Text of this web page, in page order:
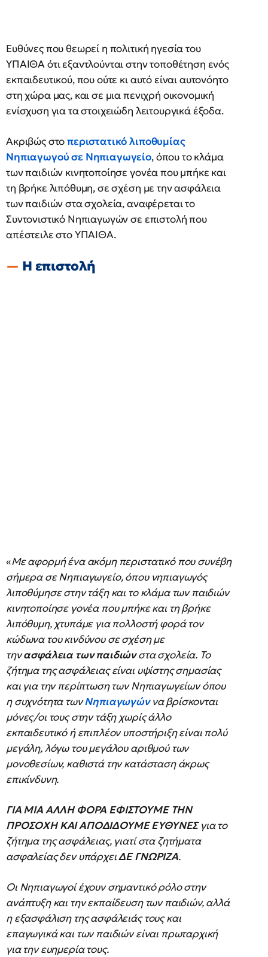
Ευθύνες που θεωρεί η πολιτική ηγεσία του
ΥΠΑΙΘΑ ότι εξαντλούνται στην τοποθέτηση ενός
εκπαιδευτικού, που ούτε κι αυτό είναι αυτονόητο
στη χώρα μας, και σε μια πενιχρή οικονομική
ενίσχυση για τα στοιχειώδη λειτουργικά έξοδα.
Ακριβώς στοπεριστατικό λιποθυμίας
Νηπιαγωγού σε Νηπιαγωγείο, όπου το κλάμα
των παιδιών κινητοποίησε γονέα που μπήκε και
τη βρήκε λιπόθυμη, σε σχέση με την ασφάλεια
των παιδιών στα σχολεία, αναφέρεται το
Συντονιστικό Νηπιαγωγών σε επιστολή που
απέστειλε στο ΥΠΑΙΘΑ.
Η επιστολή
«Με αφορμή ένα ακόμη περιστατικό που συνέβη
σήμερα σε Νηπιαγωγείο, όπου νηπιαγωγός
λιποθύμησε στην τάξη και το κλάμα των παιδιών
κινητοποίησε γονέα που μπήκε και τη βρήκε
λιπόθυμη, χτυπάμε για πολλοστή φορά τον
κώδωνα του κινδύνου σε σχέση με
τηνασφάλεια των παιδιώνστα σχολεία. Το
ζήτημα της ασφάλειας είναι υψίστης σημασίας
και για την περίπτωση των Νηπιαγωγείων όπου
η συχνότητα τωνΝηπιαγωγώννα βρίσκονται
μόνες/οι τους στην τάξη χωρίς άλλο
εκπαιδευτικό ή επιπλέον υποστήριξη είναι πολύ
μεγάλη, λόγω του μεγάλου αριθμού των
μονοθεσίων, καθιστά την κατάσταση άκρως
επικίνδυνη.
ΓΙΑ ΜΙΑ ΑΛΛΗ ΦΟΡΑ ΕΦΙΣΤΟΥΜΕ ΤΗΝ
ΠΡΟΣΟΧΗ ΚΑΙ ΑΠΟΔΙΔΟΥΜΕ ΕΥΘΥΝΕΣγια το
ζήτημα της ασφάλειας, γιατί στα ζητήματα
ασφαλείας δεν υπάρχειΔΕ ΓΝΩΡΙΖΑ.
Οι Νηπιαγωγοί έχουν σημαντικό ρόλο στην
ανάπτυξη και την εκπαίδευση των παιδιών, αλλά
η εξασφάλιση της ασφάλειάς τους και
επαγωγικά και των παιδιών είναι πρωταρχική
για την ευημερία τους.